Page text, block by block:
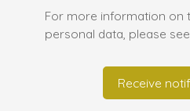
For more information on
personal data, please
Receive